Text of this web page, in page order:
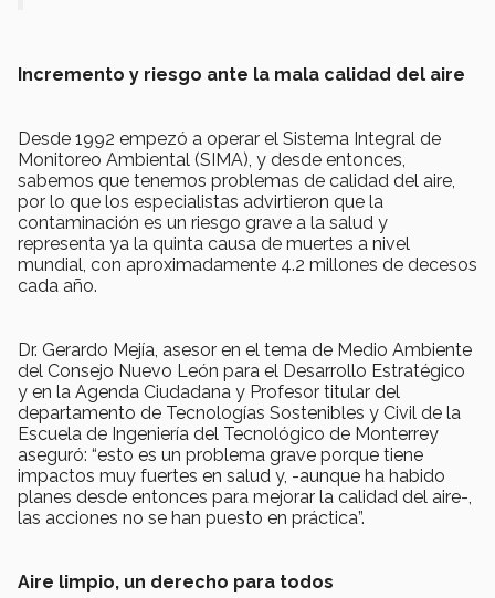
Incremento y riesgo ante la mala calidad del aire
Desde 1992 empezó a operar el Sistema Integral de
Monitoreo Ambiental (SIMA), y desde entonces,
sabemos que tenemos problemas de calidad del aire,
por lo que los especialistas advirtieron que la
contaminación es un riesgo grave a la salud y
representa ya la quinta causa de muertes a nivel
mundial, con aproximadamente 4.2 millones de decesos
cada año.
Dr. Gerardo Mejía, asesor en el tema de Medio Ambiente
del Consejo Nuevo León para el Desarrollo Estratégico
y en la Agenda Ciudadana y Profesor titular del
departamento de Tecnologías Sostenibles y Civil de la
Escuela de Ingeniería del Tecnológico de Monterrey
aseguró: “esto es un problema grave porque tiene
impactos muy fuertes en salud y, -aunque ha habido
planes desde entonces para mejorar la calidad del aire-,
las acciones no se han puesto en práctica”.
Aire limpio, un derecho para todos